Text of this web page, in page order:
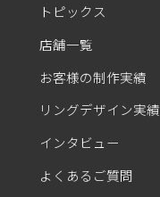
トピックス
店舗一覧
お客様の制作実績
リングデザイン実績
インタビュー
よくあるご質問